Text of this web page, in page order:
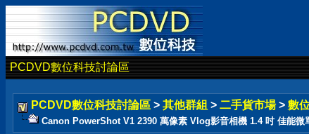
PCDVD數位科技討論區
PCDVD數位科技討論區 > 其他群組 > 二手貨市場 > 數
Canon PowerShot V1 2390 萬像素 Vlog影音相機 1.4 吋 佳能微